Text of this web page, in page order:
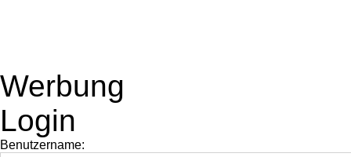
Werbung
Login
Benutzername: